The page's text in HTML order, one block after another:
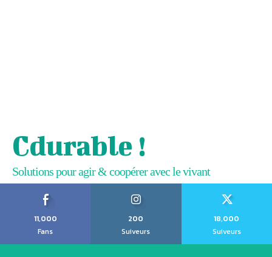
Cdurable !
Solutions pour agir & coopérer avec le vivant
11,000
Fans
200
Suiveurs
18,000
Suiveurs